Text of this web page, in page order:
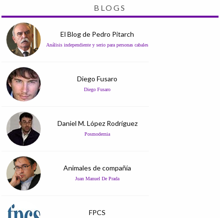
BLOGS
El Blog de Pedro Pitarch
Análisis independiente y serio para personas cabales
Diego Fusaro
Diego Fusaro
Daniel M. López Rodríguez
Posmodernia
Animales de compañía
Juan Manuel De Prada
FPCS